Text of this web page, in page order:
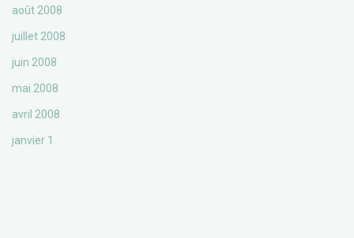
août 2008
juillet 2008
juin 2008
mai 2008
avril 2008
janvier 1